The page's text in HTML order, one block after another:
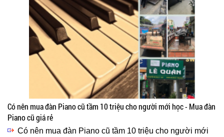
Có nên mua đàn Piano cũ tầm 10 triệu cho người mới học - Mua đàn
Piano cũ giá rẻ
Có nên mua đàn Piano cũ tầm 10 triệu cho người mới